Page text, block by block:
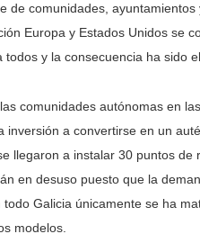
de comunidades,
Europa y Estados Unidos se
todos y la consecuencia ha sido
comunidades autónomas en
inversión a convertirse en un
llegaron a instalar 30 puntos
en desuso puesto que la
Galicia únicamente se ha
modelos.